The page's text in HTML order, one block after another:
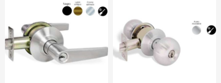
desde
hasta
$131,000